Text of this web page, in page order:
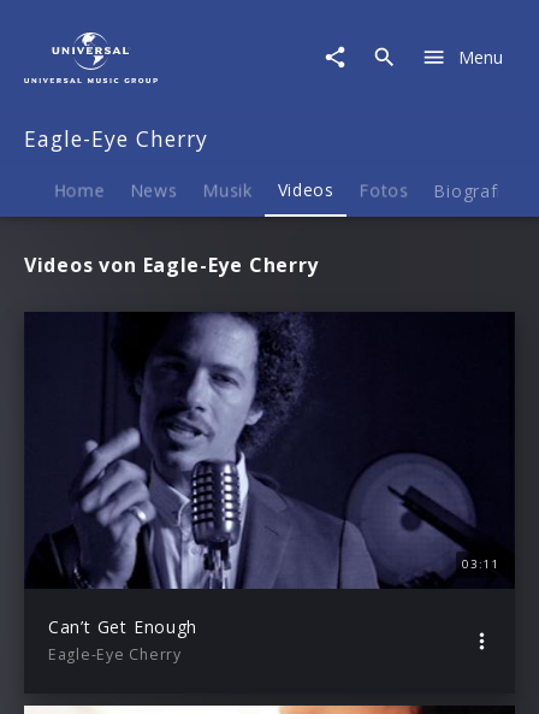
Menu
Eagle-Eye Cherry
Home News Musik Videos Fotos Biografie
Videos von Eagle-Eye Cherry
03:11
Can’t Get Enough
Eagle-Eye Cherry